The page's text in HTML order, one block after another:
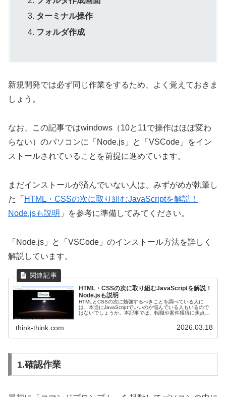
ターミナル操作
フォルダ作成
新規開発では必ず同じ作業をするため、よく覚えておきま
しょう。
なお、この記事ではwindows（10と11で操作はほぼ変わ
らない）のパソコンに「Node.js」と「VSCode」をイン
ストールされていることを前提に進めています。
まだインストールが済んでいない人は、みずがめが執筆し
た「 HTML・CSSの次に取り組むJavaScriptを解説！
Node.jsも説明 」を参考に準備してみてください。
「Node.js」と「VSCode」のインストール方法を詳しく
解説しています。
HTML・CSSの次に取り組むJavaScriptを解説！
Node.jsも説明
HTMLとCSSの次に勉強するべきことを調べている人に
は、本当にJavaScriptでいいのか悩んでいる人もいるので
はないでしょうか。本記事では、転職や案件獲得に焦点を
think-think.com 2026.03.18
1.確認作業